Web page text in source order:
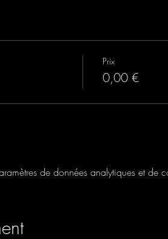
Prix
0,00 €
de données analytiques et de